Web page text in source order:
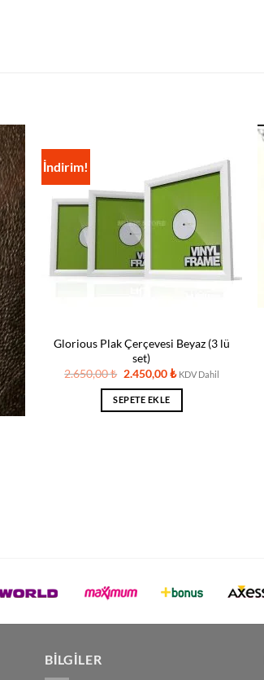
İndirim!
Glorious Plak Çerçevesi Beyaz (3 lü
set)
2.650,00₺ Orijinal
2.650,00 ₺.
2.450,00₺Şu
KDV Dahil
SEPETE EKLE
BILGILER